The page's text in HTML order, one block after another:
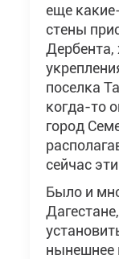
еще
стены
Дербента,
поселка
когда-то
город
сейчас
Было и
нынешнее